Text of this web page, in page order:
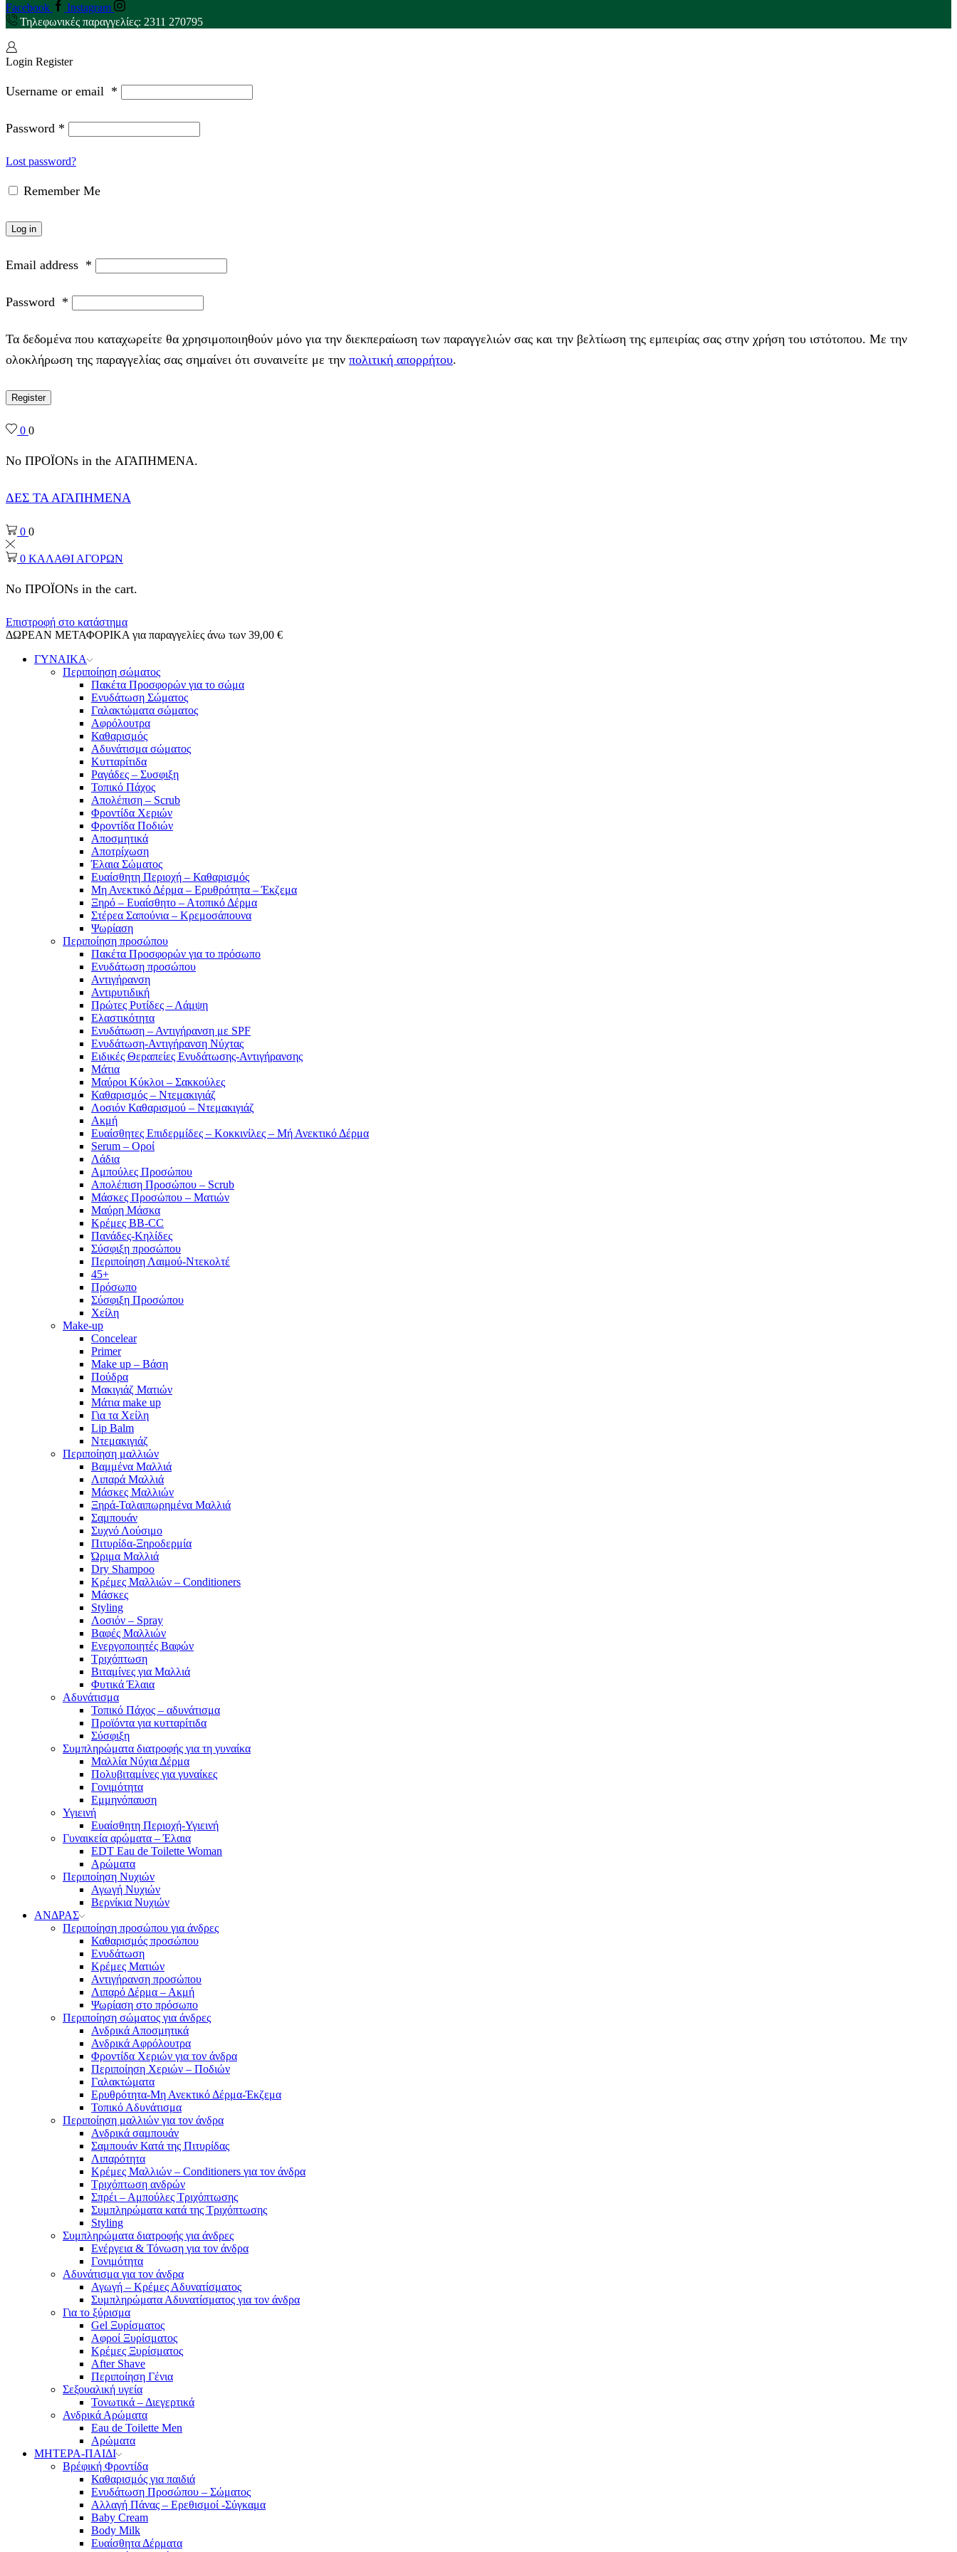
Facebook
Instagram
Τηλεφωνικές παραγγελίες: 2311 270795
Login Register
Username or email *
Password *
Lost password?
Remember Me
Log in
Email address *
Password *
Τα δεδομένα που καταχωρείτε θα χρησιμοποιηθούν μόνο για την διεκπεραίωση των παραγγελιών σας και την βελτίωση της εμπειρίας σας στην χρήση του ιστότοπου. Με την
ολοκλήρωση της παραγγελίας σας σημαίνει ότι συναινείτε με την πολιτική απορρήτου.
Register
0 0
No ΠΡΟΪΟΝs in the ΑΓΑΠΗΜΕΝΑ.
ΔΕΣ ΤΑ ΑΓΑΠΗΜΕΝΑ
0 0
0 ΚΑΛΑΘΙ ΑΓΟΡΩΝ
No ΠΡΟΪΟΝs in the cart.
Επιστροφή στο κατάστημα
ΔΩΡΕΑΝ ΜΕΤΑΦΟΡΙΚΑ για παραγγελίες άνω των 39,00 €
ΓΥΝΑΙΚΑ
Περιποίηση σώματος
Πακέτα Προσφορών για το σώμα
Ενυδάτωση Σώματος
Γαλακτώματα σώματος
Αφρόλουτρα
Καθαρισμός
Αδυνάτισμα σώματος
Κυτταρίτιδα
Ραγάδες – Συσφιξη
Τοπικό Πάχος
Απολέπιση – Scrub
Φροντίδα Χεριών
Φροντίδα Ποδιών
Αποσμητικά
Αποτρίχωση
Έλαια Σώματος
Ευαίσθητη Περιοχή – Καθαρισμός
Μη Ανεκτικό Δέρμα – Ερυθρότητα – Έκζεμα
Ξηρό – Ευαίσθητο – Ατοπικό Δέρμα
Στέρεα Σαπούνια – Κρεμοσάπουνα
Ψωρίαση
Περιποίηση προσώπου
Πακέτα Προσφορών για το πρόσωπο
Ενυδάτωση προσώπου
Αντιγήρανση
Αντιρυτιδική
Πρώτες Ρυτίδες – Λάμψη
Ελαστικότητα
Ενυδάτωση – Αντιγήρανση με SPF
Ενυδάτωση-Αντιγήρανση Νύχτας
Ειδικές Θεραπείες Ενυδάτωσης-Αντιγήρανσης
Μάτια
Μαύροι Κύκλοι – Σακκούλες
Καθαρισμός – Ντεμακιγιάζ
Λοσιόν Καθαρισμού – Ντεμακιγιάζ
Ακμή
Ευαίσθητες Επιδερμίδες – Κοκκινίλες – Μή Ανεκτικό Δέρμα
Serum – Οροί
Λάδια
Αμπούλες Προσώπου
Απολέπιση Προσώπου – Scrub
Μάσκες Προσώπου – Ματιών
Μαύρη Μάσκα
Κρέμες BB-CC
Πανάδες-Κηλίδες
Σύσφιξη προσώπου
Περιποίηση Λαιμού-Ντεκολτέ
45+
Πρόσωπο
Σύσφιξη Προσώπου
Χείλη
Make-up
Concelear
Primer
Make up – Βάση
Πούδρα
Μακιγιάζ Ματιών
Μάτια make up
Για τα Χείλη
Lip Balm
Ντεμακιγιάζ
Περιποίηση μαλλιών
Βαμμένα Μαλλιά
Λιπαρά Μαλλιά
Μάσκες Μαλλιών
Ξηρά-Ταλαιπωρημένα Μαλλιά
Σαμπουάν
Συχνό Λούσιμο
Πιτυρίδα-Ξηροδερμία
Ώριμα Μαλλιά
Dry Shampoo
Κρέμες Μαλλιών – Conditioners
Μάσκες
Styling
Λοσιόν – Spray
Βαφές Μαλλιών
Ενεργοποιητές Βαφών
Τριχόπτωση
Βιταμίνες για Μαλλιά
Φυτικά Έλαια
Αδυνάτισμα
Τοπικό Πάχος – αδυνάτισμα
Προϊόντα για κυτταρίτιδα
Σύσφιξη
Συμπληρώματα διατροφής για τη γυναίκα
Μαλλία Νύχια Δέρμα
Πολυβιταμίνες για γυναίκες
Γονιμότητα
Εμμηνόπαυση
Υγιεινή
Ευαίσθητη Περιοχή-Υγιεινή
Γυναικεία αρώματα – Έλαια
EDT Eau de Toilette Woman
Αρώματα
Περιποίηση Νυχιών
Αγωγή Νυχιών
Βερνίκια Νυχιών
ΑΝΔΡΑΣ
Περιποίηση προσώπου για άνδρες
Καθαρισμός προσώπου
Ενυδάτωση
Κρέμες Ματιών
Αντιγήρανση προσώπου
Λιπαρό Δέρμα – Ακμή
Ψωρίαση στο πρόσωπο
Περιποίηση σώματος για άνδρες
Ανδρικά Αποσμητικά
Ανδρικά Αφρόλουτρα
Φροντίδα Χεριών για τον άνδρα
Περιποίηση Χεριών – Ποδιών
Γαλακτώματα
Ερυθρότητα-Μη Ανεκτικό Δέρμα-Έκζεμα
Τοπικό Αδυνάτισμα
Περιποίηση μαλλιών για τον άνδρα
Ανδρικά σαμπουάν
Σαμπουάν Κατά της Πιτυρίδας
Λιπαρότητα
Κρέμες Μαλλιών – Conditioners για τον άνδρα
Τριχόπτωση ανδρών
Σπρέι – Αμπούλες Τριχόπτωσης
Συμπληρώματα κατά της Τριχόπτωσης
Styling
Συμπληρώματα διατροφής για άνδρες
Ενέργεια & Τόνωση για τον άνδρα
Γονιμότητα
Αδυνάτισμα για τον άνδρα
Αγωγή – Κρέμες Αδυνατίσματος
Συμπληρώματα Αδυνατίσματος για τον άνδρα
Για το ξύρισμα
Gel Ξυρίσματος
Αφροί Ξυρίσματος
Κρέμες Ξυρίσματος
After Shave
Περιποίηση Γένια
Σεξουαλική υγεία
Τονωτικά – Διεγερτικά
Ανδρικά Αρώματα
Eau de Toilette Men
Αρώματα
ΜΗΤΕΡΑ-ΠΑΙΔΙ
Βρέφική Φροντίδα
Καθαρισμός για παιδιά
Ενυδάτωση Προσώπου – Σώματος
Αλλαγή Πάνας – Ερεθισμοί -Σύγκαμα
Baby Cream
Body Milk
Ευαίσθητα Δέρματα